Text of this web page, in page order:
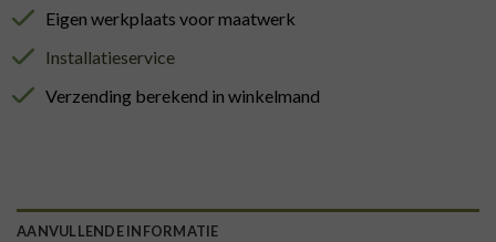
Eigen werkplaats voor maatwerk
Installatieservice
Verzending berekend in winkelmand
AANVULLENDE INFORMATIE